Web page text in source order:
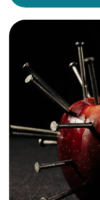
ThreadsFacebook